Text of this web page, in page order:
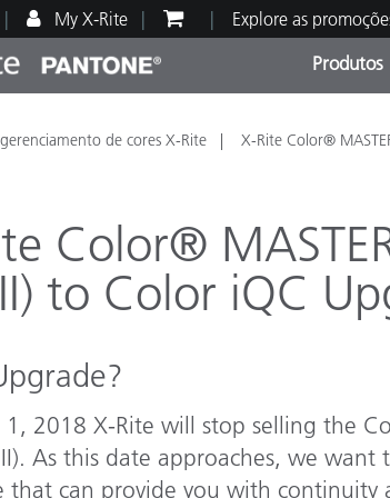
My X-Rite Explore as
Produtos
produtos Categoria de
e Embalagem Tintas e
Manufatura
Técnico Serviço de
Educacionais Formação
Brand
de cores X-Rite X-Rite Color®
Color®
to Color iQC
1, 2018 X-Rite will stop selling the
As this date approaches, we
that can provide you with